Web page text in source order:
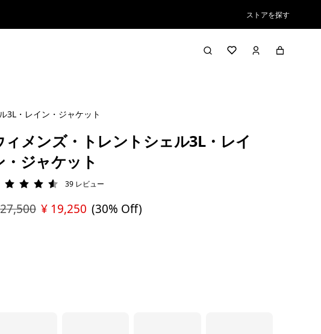
ストアを探す
3L・レイン・ジャケット
ィメンズ・トレントシェル3L・レイ
・ジャケット
評価: 4.6 / 5
39 レビュー
¥ 19,250 (30% Off)